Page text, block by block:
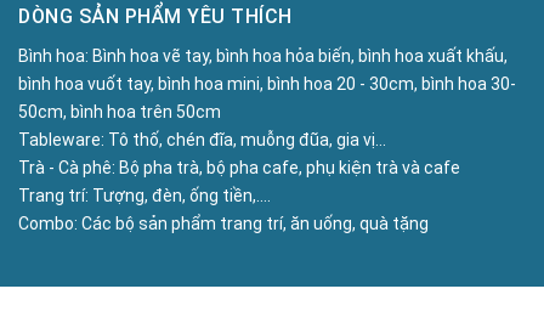
DÒNG SẢN PHẨM YÊU THÍCH
Bình hoa: Bình hoa vẽ tay, bình hoa hỏa biến, bình hoa xuất khấu,
bình hoa vuốt tay, bình hoa mini, bình hoa 20 - 30cm, bình hoa 30-
50cm, bình hoa trên 50cm
Tableware: Tô thố, chén đĩa, muỗng đũa, gia vị...
Trà - Cà phê: Bộ pha trà, bộ pha cafe, phụ kiện trà và cafe
Trang trí: Tượng, đèn, ống tiền,....
Combo: Các bộ sản phẩm trang trí, ăn uống, quà tặng